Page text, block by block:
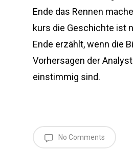
Ende das Rennen
kurs die Geschichte ist
Ende erzählt, wenn die
Vorhersagen der
einstimmig sind.
No Comments